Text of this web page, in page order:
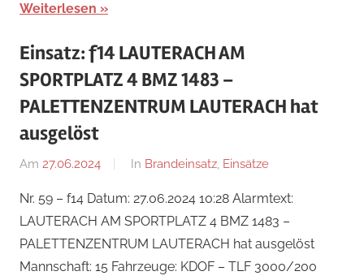
Weiterlesen
Einsatz: f14 LAUTERACH AM
SPORTPLATZ 4 BMZ 1483 –
PALETTENZENTRUM LAUTERACH hat
ausgelöst
Am 27.06.2024
Von
Steiner
In Brandeinsatz Einsätze
Nr. 59 – f14 Datum: 27.06.2024 10:28 Alarmtext:
LAUTERACH AM SPORTPLATZ 4 BMZ 1483 –
PALETTENZENTRUM LAUTERACH hat ausgelöst
Mannschaft: 15 Fahrzeuge: KDOF – TLF 3000/200